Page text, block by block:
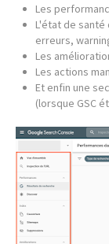
Les
L'état de
erreurs,
Les
Les actions
Et enfin une
(lorsque GSC